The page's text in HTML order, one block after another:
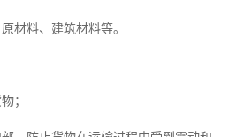
材料、建筑材料等。
；